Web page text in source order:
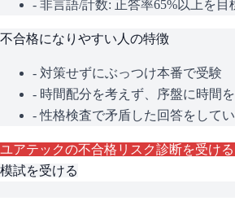
- 非言語/計数: 正答率65%以上を目
不合格になりやすい人の特徴
- 対策せずにぶっつけ本番で受験
- 時間配分を考えず、序盤に時間
- 性格検査で矛盾した回答をして
ユアテックの不合格リスク診断を受け
模試を受ける